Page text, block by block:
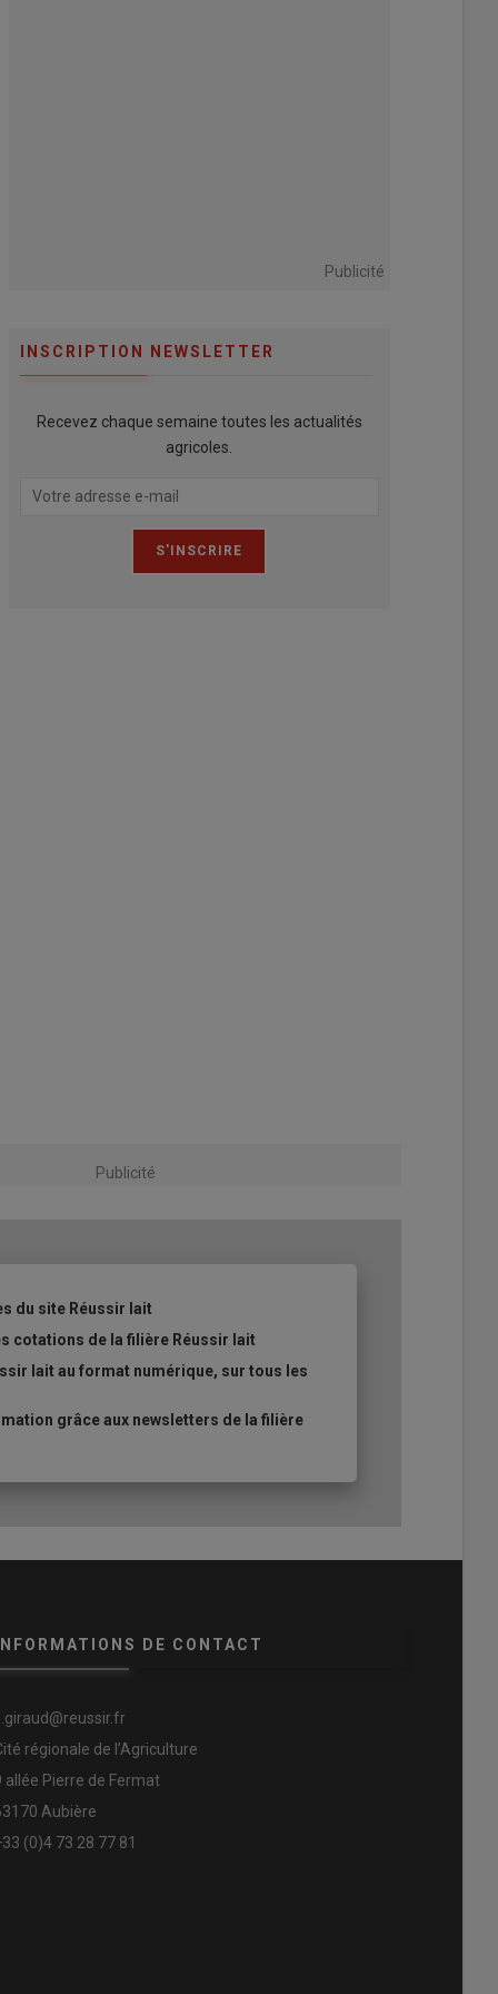
Publicité
INSCRIPTION NEWSLETTER
Recevez chaque semaine toutes les actualités
agricoles.
Publicité
du site Réussir lait
cotations de la filière Réussir lait
lait au format numérique, sur tous les
grâce aux newsletters de la filière
INFORMATIONS DE CONTACT
régionale de l’Agriculture
allée Pierre de Fermat
Aubière
(0)4 73 28 77 81